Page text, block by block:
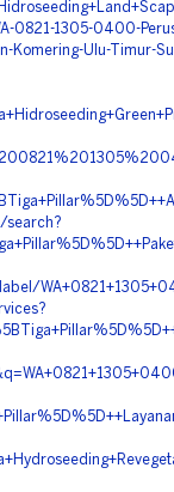
0821-1305-0400-
Komering-Ulu-Timur-
search?